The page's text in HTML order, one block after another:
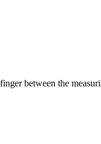
between the